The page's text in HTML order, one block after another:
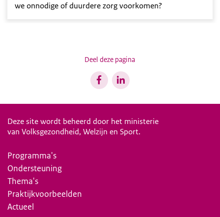
we onnodige of duurdere zorg voorkomen?
Deel deze pagina
Deze site wordt beheerd door het ministerie
van Volksgezondheid, Welzijn en Sport.
Programma's
Ondersteuning
Thema's
Praktijkvoorbeelden
Actueel